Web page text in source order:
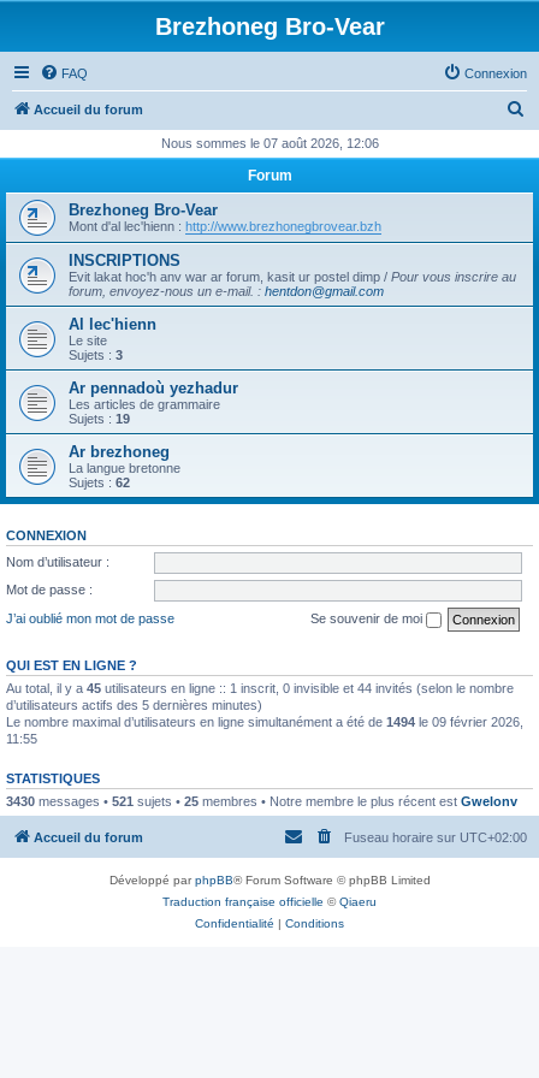
Brezhoneg Bro-Vear
FAQ Connexion
Accueil du forum
h
h
r
Nous sommes le 07 août 2026, 12:06
Forum
Brezhoneg Bro-Vear
Mont d'al lec'hienn : http://www.brezhonegbrovear.bzh
INSCRIPTIONS
Evit lakat hoc'h anv war ar forum, kasit ur postel dimp / Pour vous inscrire au
forum, envoyez-nous un e-mail. : hentdon@gmail.com
Al lec'hienn
Le site
Sujets : 3
Ar pennadoù yezhadur
Les articles de grammaire
Sujets : 19
Ar brezhoneg
La langue bretonne
Sujets : 62
CONNEXION
Nom d’utilisateur :
Mot de passe :
J’ai oublié mon mot de passe
Se souvenir de moi
QUI EST EN LIGNE ?
Au total, il y a 45 utilisateurs en ligne :: 1 inscrit, 0 invisible et 44 invités (selon le nombre
d’utilisateurs actifs des 5 dernières minutes)
Le nombre maximal d’utilisateurs en ligne simultanément a été de 1494 le 09 février 2026,
11:55
STATISTIQUES
3430 messages • 521 sujets • 25 membres • Notre membre le plus récent est Gwelonv
Accueil du forum Fuseau horaire sur UTC+02:00
Développé parphpBB® Forum Software © phpBB Limited
Traduction française officielle ©Qiaeru
Confidentialité | Conditions